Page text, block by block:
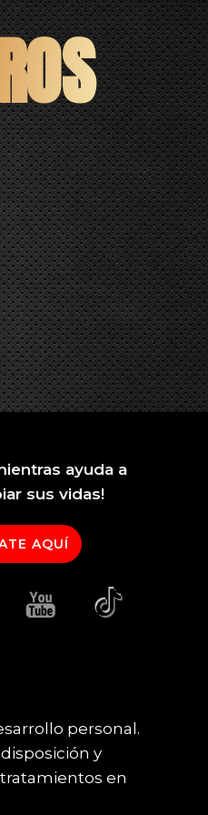
ayuda a
sus vidas!
AQUÍ
personal.
y
en